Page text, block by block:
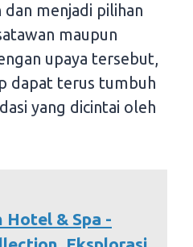
menjadi pilihan
maupun
upaya tersebut,
dapat terus tumbuh
yang dicintai oleh
Hotel & Spa -